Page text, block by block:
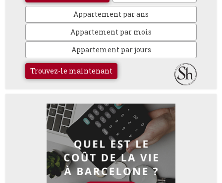
Appartement par ans
Appartement par mois
Appartement par jours
Trouvez-le maintenant